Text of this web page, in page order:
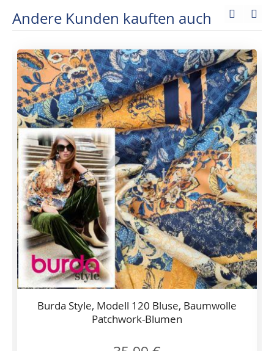
Andere Kunden kauften auch
Burda Style, Modell 120 Bluse, Baumwolle
Patchwork-Blumen